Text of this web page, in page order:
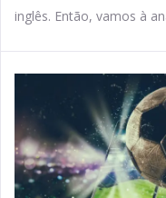
inglês. Então, vamos à